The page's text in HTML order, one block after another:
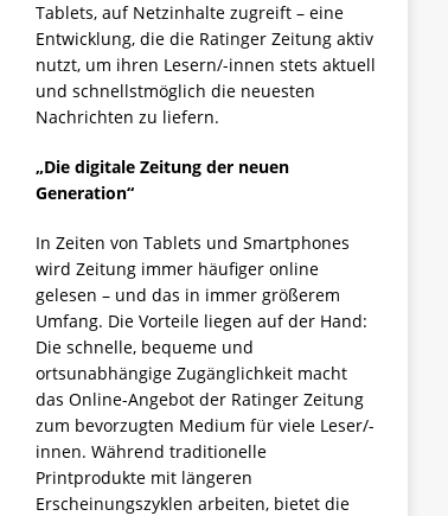
Tablets, auf Netzinhalte zugreift – eine
Entwicklung, die die Ratinger Zeitung aktiv
nutzt, um ihren Lesern/-innen stets aktuell
und schnellstmöglich die neuesten
Nachrichten zu liefern.
„Die digitale Zeitung der neuen
Generation“
In Zeiten von Tablets und Smartphones
wird Zeitung immer häufiger online
gelesen – und das in immer größerem
Umfang. Die Vorteile liegen auf der Hand:
Die schnelle, bequeme und
ortsunabhängige Zugänglichkeit macht
das Online-Angebot der Ratinger Zeitung
zum bevorzugten Medium für viele Leser/-
innen. Während traditionelle
Printprodukte mit längeren
Erscheinungszyklen arbeiten, bietet die